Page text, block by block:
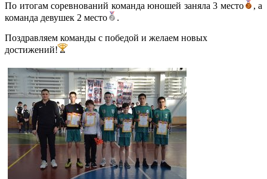
По итогам соревнований команда юношей заняла 3 место
, а
команда девушек 2 место
.
Поздравляем команды с победой и желаем новых
достижений!